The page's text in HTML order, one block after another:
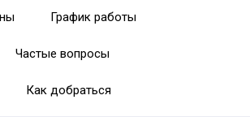
График работы
Частые вопросы
Как добраться